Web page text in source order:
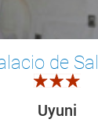
de Sal
3.0
Uyuni